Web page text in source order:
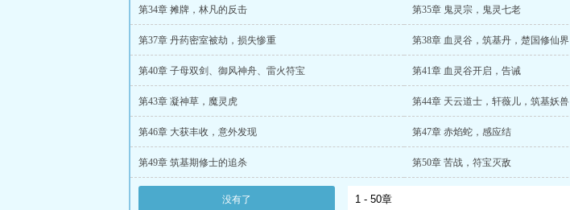
第34章 摊牌，林凡的反击 第35章 鬼灵宗，鬼灵七老
第37章 丹药密室被劫，损失惨重 第38章 血灵谷，筑基丹，楚国修仙界
第40章 子母双剑、御风神舟、雷火符宝 第41章 血灵谷开启，告诫
第43章 凝神草，魔灵虎 第44章 天云道士，轩薇儿，筑基妖兽
第46章 大获丰收，意外发现 第47章 赤焰蛇，感应结
第49章 筑基期修士的追杀 第50章 苦战，符宝灭敌
没有了